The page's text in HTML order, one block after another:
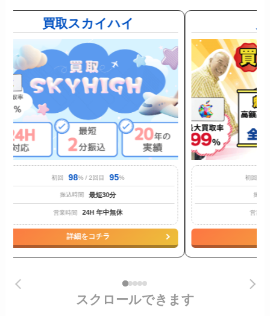
買取スカイハイ
初回 98% / 2回目 95%
振込時間 最短30分
営業時間 24H 年中無休
詳細をコチラ
初回
振込
営業時
スクロールできます